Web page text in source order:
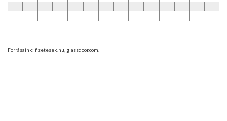
Forrásaink: fizetesek.hu, glassdoor.com.